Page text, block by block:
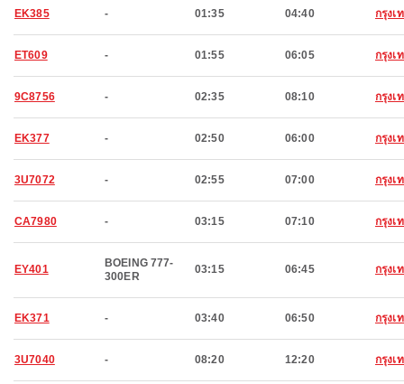
EK385 - 01:35 04:40 กรุงเ
ET609 - 01:55 06:05 กรุงเ
9C8756 - 02:35 08:10 กรุงเ
EK377 - 02:50 06:00 กรุงเ
3U7072 - 02:55 07:00 กรุงเ
CA7980 - 03:15 07:10 กรุงเ
EY401
BOEING 777-
300ER
03:15 06:45 กรุงเ
EK371 - 03:40 06:50 กรุงเ
3U7040 - 08:20 12:20 กรุงเ